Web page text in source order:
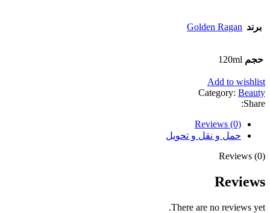
برند Golden Ragan
حجم 120ml
Add to wishlist
Category: Beauty
Share:
Reviews (0)
حمل و نقل و تحویل
Reviews (0)
Reviews
There are no reviews yet.